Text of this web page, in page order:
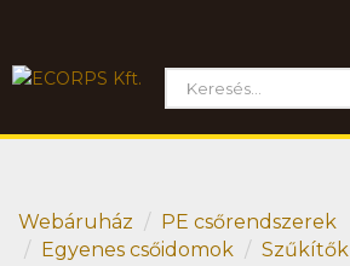
Webáruház
PE csőrendszerek
Egyenes csőidomok
Szűkítők